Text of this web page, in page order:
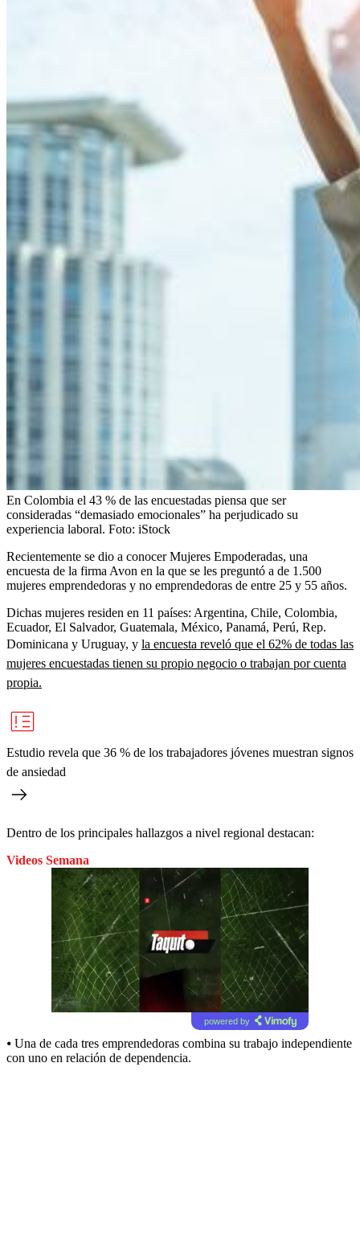
En Colombia el 43 % de las encuestadas piensa que ser
consideradas “demasiado emocionales” ha perjudicado su
experiencia laboral. Foto: iStock
Recientemente se dio a conocer Mujeres Empoderadas, una
encuesta de la firma Avon en la que se les preguntó a de 1.500
mujeres emprendedoras y no emprendedoras de entre 25 y 55 años.
Dichas mujeres residen en 11 países: Argentina, Chile, Colombia,
Ecuador, El Salvador, Guatemala, México, Panamá, Perú, Rep.
Dominicana y Uruguay, y la encuesta reveló que el 62% de todas las
mujeres encuestadas tienen su propio negocio o trabajan por cuenta
propia.
Estudio revela que 36 % de los trabajadores jóvenes muestran signos
de ansiedad
Dentro de los principales hallazgos a nivel regional destacan:
Videos Semana
powered by
⦁ Una de cada tres emprendedoras combina su trabajo independiente
con uno en relación de dependencia.